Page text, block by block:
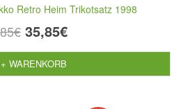
Retro Heim Trikotsatz 1998
35,85€
+ WARENKORB